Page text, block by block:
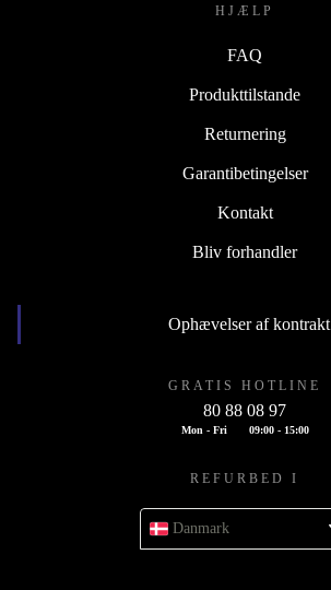
HJÆLP
FAQ
Produkttilstande
Returnering
Garantibetingelser
Kontakt
Bliv forhandler
Ophævelser af kontrakt
GRATIS HOTLINE
80 88 08 97
Mon - Fri 09:00 - 15:00
REFURBED I
Danmark